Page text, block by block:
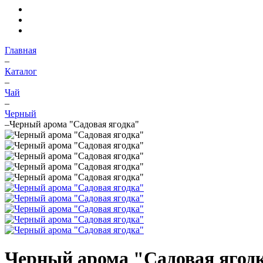
Главная
–
Каталог
–
Чай
–
Черный
–Черный арома "Садовая ягодка"
Черный арома "Садовая